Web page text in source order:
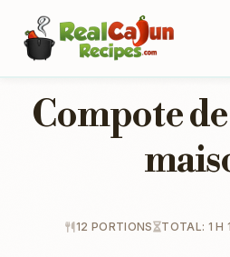
Compote
12 PORTIONS TOTAL: 1 H